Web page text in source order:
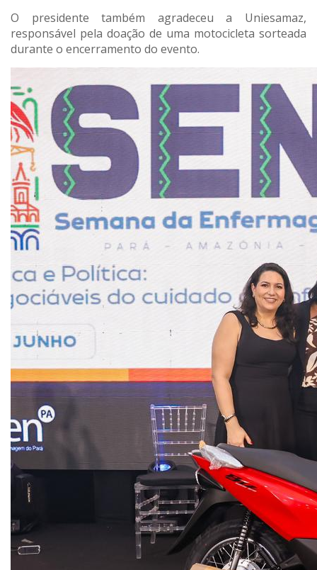
O presidente também agradeceu a Uniesamaz,
responsável pela doação de uma motocicleta sorteada
durante o encerramento do evento.